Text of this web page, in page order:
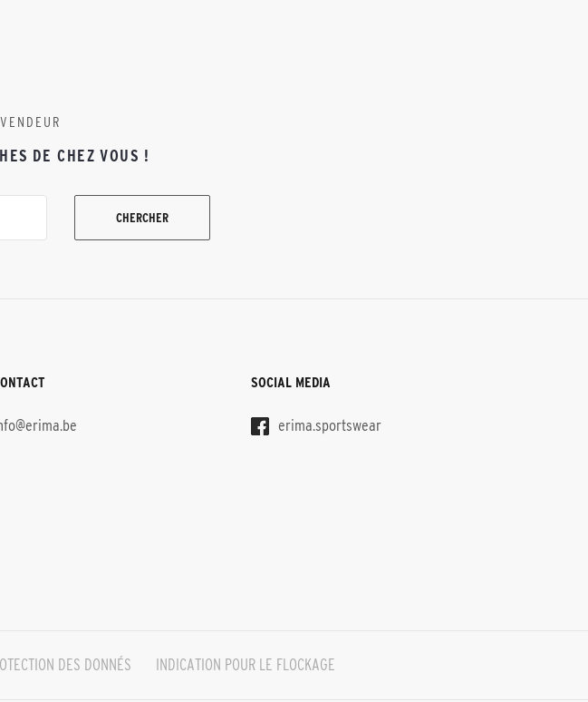
DE CHEZ VOUS !
CHERCHER
SOCIAL MEDIA
erima.sportswear
DES DONNÉS INDICATION POUR LE FLOCKAGE